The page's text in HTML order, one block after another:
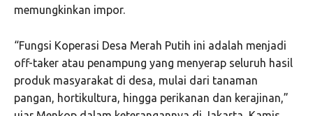
memungkinkan impor.
“Fungsi Koperasi Desa Merah Putih ini adalah menjadi
off-taker atau penampung yang menyerap seluruh hasil
produk masyarakat di desa, mulai dari tanaman
pangan, hortikultura, hingga perikanan dan kerajinan,”